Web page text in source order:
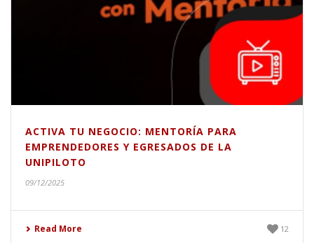
ACTIVA TU NEGOCIO: MENTORÍA PARA
EMPRENDEDORES Y EGRESADOS DE LA
UNIPILOTO
09/12/2025
Read More 12